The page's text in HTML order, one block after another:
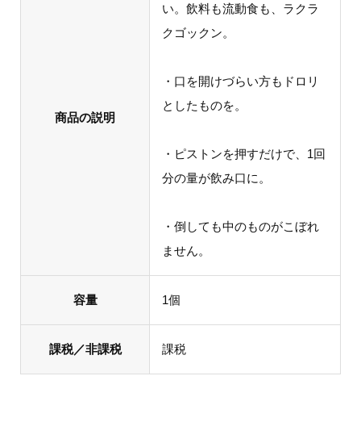
商品の説明
い。飲料も流動食も、ラクラ
クゴックン。
・口を開けづらい方もドロリ
としたものを。
・ピストンを押すだけで、1回
分の量が飲み口に。
・倒しても中のものがこぼれ
ません。
容量 1個
課税／非課税 課税